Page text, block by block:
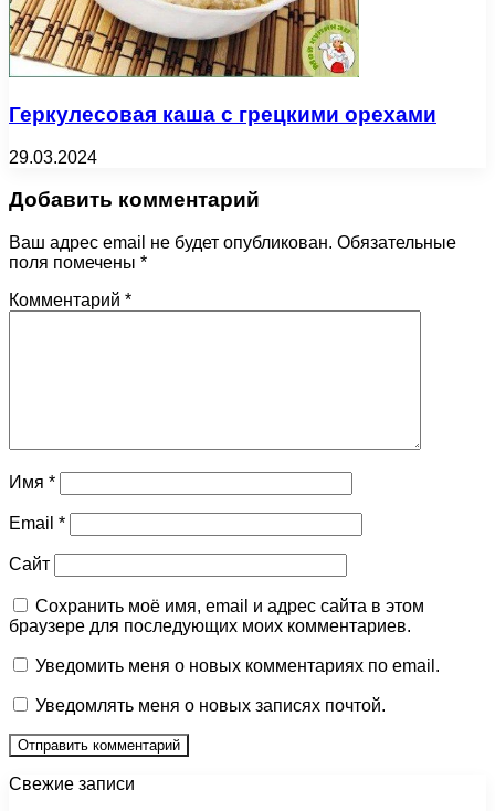
Геркулесовая каша с грецкими орехами
29.03.2024
Добавить комментарий
Ваш адрес email не будет опубликован. Обязательные
поля помечены *
Комментарий *
Имя *
Email *
Сайт
Сохранить моё имя, email и адрес сайта в этом
браузере для последующих моих комментариев.
Уведомить меня о новых комментариях по email.
Уведомлять меня о новых записях почтой.
Свежие записи